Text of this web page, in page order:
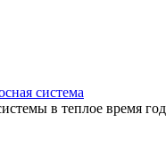
система
в теплое время